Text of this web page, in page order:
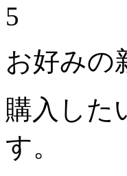
5
お好みの
購入した
す。